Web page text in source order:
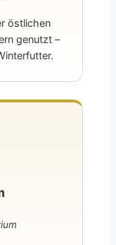
östlichen
genutzt –